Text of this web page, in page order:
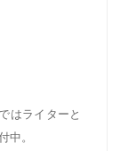
はライターと
。